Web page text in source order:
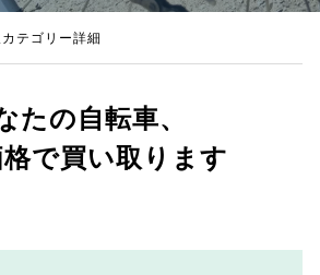
テゴリー詳細
たの自転車、
で買い取ります